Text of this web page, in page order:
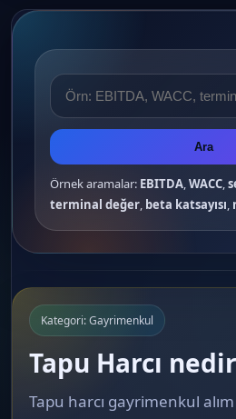
Ara
Örnek aramalar: EBITDA,WACC,
terminal değer, beta katsayısı,
Kategori: Gayrimenkul
Tapu Harcı
Tapu harcı gayrimenkul